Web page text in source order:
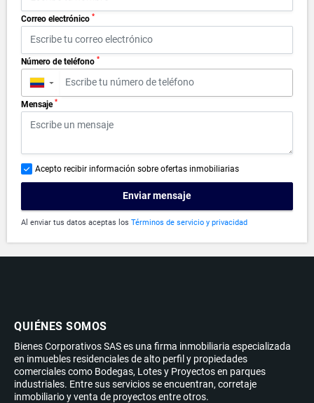
Correo electrónico *
Número de teléfono *
▼
Mensaje *
Acepto recibir información sobre ofertas inmobiliarias
Enviar mensaje
Al enviar tus datos aceptas los Términos de servicio y privacidad
QUIÉNES SOMOS
Bienes Corporativos SAS es una firma inmobiliaria especializada
en inmuebles residenciales de alto perfil y propiedades
comerciales como Bodegas, Lotes y Proyectos en parques
industriales. Entre sus servicios se encuentran, corretaje
inmobiliario y venta de proyectos entre otros.